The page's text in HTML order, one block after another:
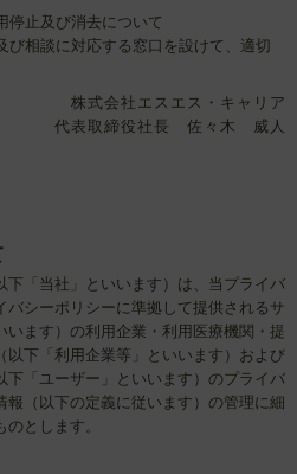
停止及び消去について
び相談に対応する窓口を設けて、適切
株式会社エスエス・キャリア
代表取締役社長 佐々木 威人
下「当社」といいます）は、当プライバ
バシーポリシーに準拠して提供される サ
います）の利用企業・利用医療機関・提
以下「利用企業等」といいます）および
下「ユーザー」といいます）のプライバ
報（以下の定義に従います）の管理に細
とします。